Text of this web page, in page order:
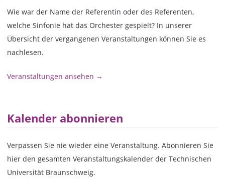
Wie war der Name der Referentin oder des Referenten,
welche Sinfonie hat das Orchester gespielt? In unserer
Übersicht der vergangenen Veranstaltungen können Sie es
nachlesen.
Veranstaltungen ansehen →
Kalender abonnieren
Verpassen Sie nie wieder eine Veranstaltung. Abonnieren Sie
hier den gesamten Veranstaltungskalender der Technischen
Universität Braunschweig.